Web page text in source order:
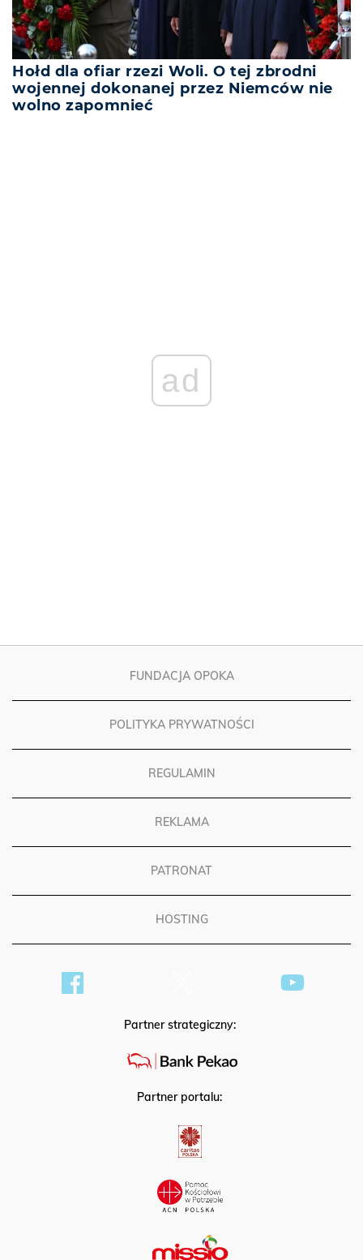
Hołd dla ofiar rzezi Woli. O tej zbrodni
wojennej dokonanej przez Niemców nie
wolno zapomnieć
FUNDACJA OPOKA
POLITYKA PRYWATNOŚCI
REGULAMIN
REKLAMA
PATRONAT
HOSTING
Partner strategiczny:
Partner portalu: